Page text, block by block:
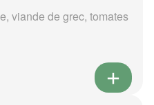
viande de grec, tomates